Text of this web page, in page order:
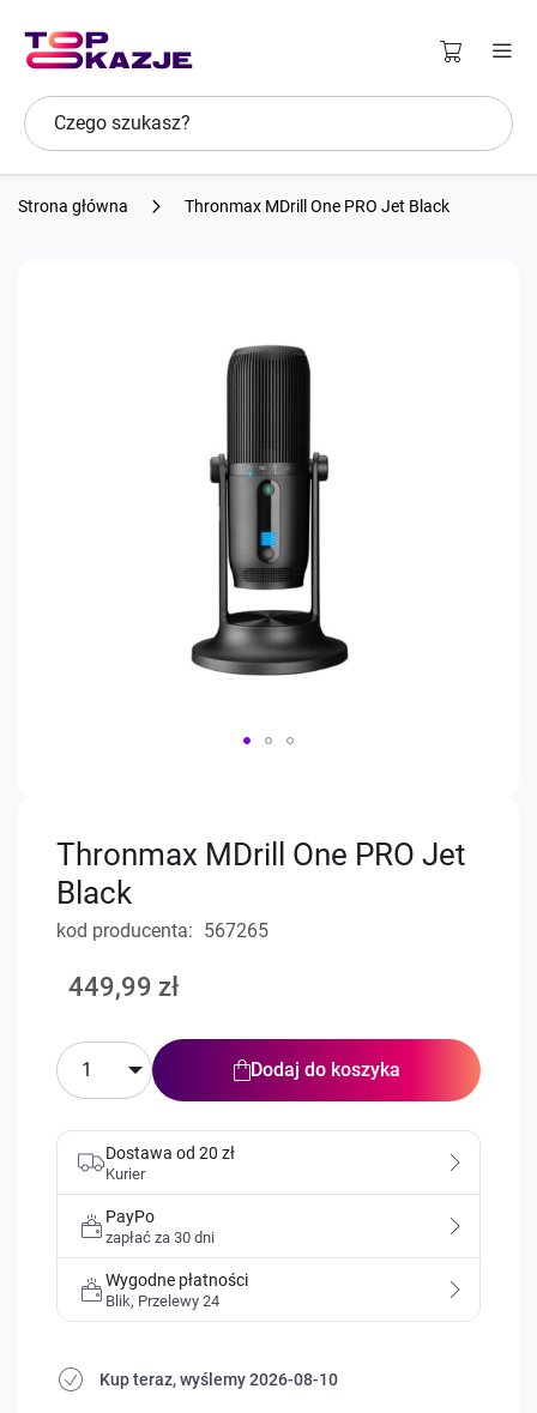
Strona główna Thronmax MDrill One PRO Jet Black
Thronmax MDrill One PRO Jet
Black
449,99 zł
kod producenta 567265
Dodaj do koszyka
Dostawa od 20 zł
Kurier
PayPo
zapłać za 30 dni
Wygodne płatności
Blik, Przelewy 24
Kup teraz, wyślemy2026-08-10
galerii